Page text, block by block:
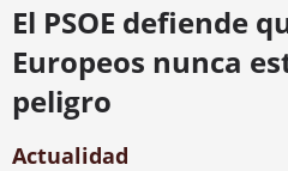
El PSOE defiende
Europeos nunca
peligro
Actualidad